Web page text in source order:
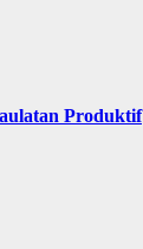
Produktif